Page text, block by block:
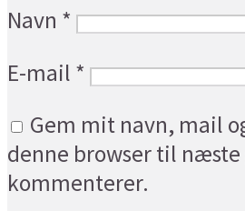
Navn *
E-mail *
Gem mit navn, mail
denne browser til næste
kommenterer.